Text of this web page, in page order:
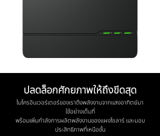
ปลดล็อกศักยภาพให้ถึงขีดสุด
ไมโครอินเวอร์เตอร์ของเราดึงพลังงานจากแสงอาทิตย์มา
ใช้อย่างเต็มที่
พร้อมเพิ่มกำลังการผลิตพลังงานของแผงโซลาร์ และมอบ
ประสิทธิภาพที่เหนือชั้น